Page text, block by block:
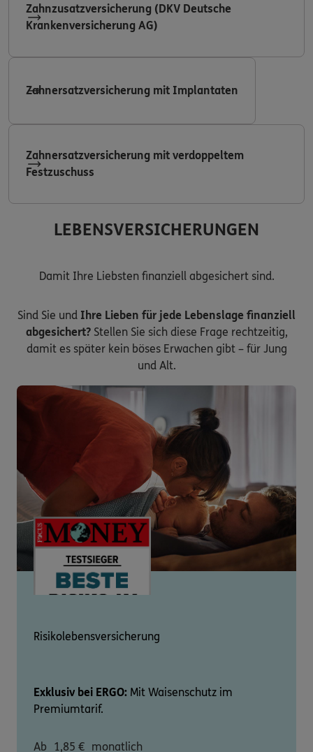
Zahnzusatzversicherung (DKV Deutsche
Krankenversicherung AG)
Zahnersatzversicherung mit Implantaten
Zahnersatzversicherung mit verdoppeltem
Festzuschuss
LEBENSVERSICHERUNGEN
Damit Ihre Liebsten finanziell abgesichert sind.
Sind Sie und Ihre Lieben für jede Lebenslage finanziell
abgesichert?Stellen Sie sich diese Frage rechtzeitig,
damit es später kein böses Erwachen gibt – für Jung
und Alt.
Risikolebensversicherung
Exklusiv bei ERGO: Mit Waisenschutz im
Premiumtarif.
Ab 1,85 € monatlich